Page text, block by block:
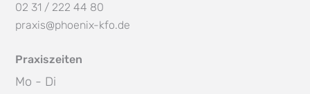
02 31 / 222 44 80
praxis@phoenix-kfo.de
Praxiszeiten
Mo - Di